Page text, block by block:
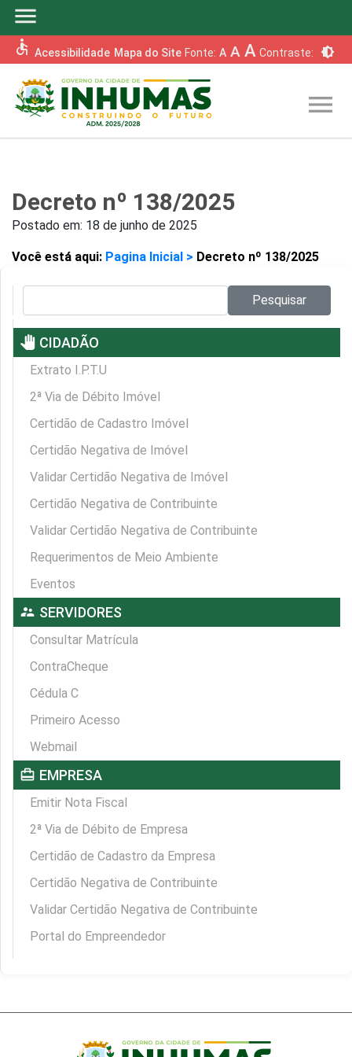
menu
accessible Acessibilidade Mapa do Site Fonte: A A A Contraste: brightness_6
menu
Decreto nº 138/2025
Postado em: 18 de junho de 2025
Você está aqui: Pagina Inicial > Decreto nº 138/2025
Pesquisar
pan_tool CIDADÃO
Extrato I.P.T.U
2ª Via de Débito Imóvel
Certidão de Cadastro Imóvel
Certidão Negativa de Imóvel
Validar Certidão Negativa de Imóvel
Certidão Negativa de Contribuinte
Validar Certidão Negativa de Contribuinte
Requerimentos de Meio Ambiente
Eventos
supervisor_account SERVIDORES
Consultar Matrícula
ContraCheque
Cédula C
Primeiro Acesso
Webmail
card_travel EMPRESA
Emitir Nota Fiscal
2ª Via de Débito de Empresa
Certidão de Cadastro da Empresa
Certidão Negativa de Contribuinte
Validar Certidão Negativa de Contribuinte
Portal do Empreendedor